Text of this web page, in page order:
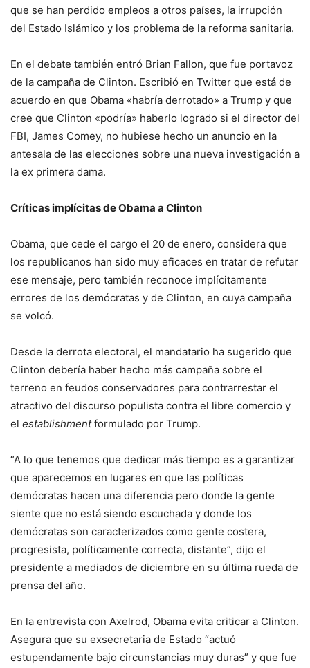
que se han perdido empleos a otros países, la irrupción
del Estado Islámico y los problema de la reforma sanitaria.
En el debate también entró Brian Fallon, que fue portavoz
de la campaña de Clinton. Escribió en Twitter que está de
acuerdo en que Obama «habría derrotado» a Trump y que
cree que Clinton «podría» haberlo logrado si el director del
FBI, James Comey, no hubiese hecho un anuncio en la
antesala de las elecciones sobre una nueva investigación a
la ex primera dama.
Críticas implícitas de Obama a Clinton
Obama, que cede el cargo el 20 de enero, considera que
los republicanos han sido muy eficaces en tratar de refutar
ese mensaje, pero también reconoce implícitamente
errores de los demócratas y de Clinton, en cuya campaña
se volcó.
Desde la derrota electoral, el mandatario ha sugerido que
Clinton debería haber hecho más campaña sobre el
terreno en feudos conservadores para contrarrestar el
atractivo del discurso populista contra el libre comercio y
el establishmentformulado por Trump.
“A lo que tenemos que dedicar más tiempo es a garantizar
que aparecemos en lugares en que las políticas
demócratas hacen una diferencia pero donde la gente
siente que no está siendo escuchada y donde los
demócratas son caracterizados como gente costera,
progresista, políticamente correcta, distante”, dijo el
presidente a mediados de diciembre en su última rueda de
prensa del año.
En la entrevista con Axelrod, Obama evita criticar a Clinton.
Asegura que su exsecretaria de Estado “actuó
estupendamente bajo circunstancias muy duras” y que fue